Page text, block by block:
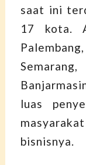
saat ini
17 kota.
luas
bisnisnya.